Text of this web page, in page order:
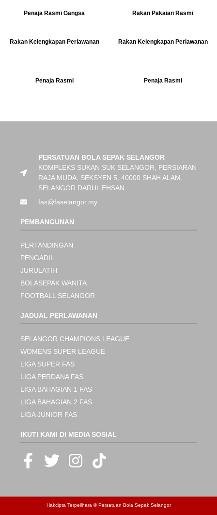
Penaja Rasmi Gangsa Rakan Pakaian Rasmi
Rakan Kelengkapan Perlawanan Rakan Kelengkapan Perlawanan
Penaja Rasmi Penaja Rasmi
PERSATUAN BOLA SEPAK SELANGOR
KOMPLEKS SUKAN SUK SELANGOR, PERSIARAN
RAJA MUDA, SEKSYEN 5, 40000 SHAH ALAM,
SELANGOR DARUL EHSAN
fas@faselangor.my
PEMBANGUNAN
PERTANDINGAN
PENGADIL
JURULATIH
BOLASEPAK WANITA
FOOTBALL SELANGOR
JADUAL PERLAWANAN
SELANGOR CHAMPIONS LEAGUE
WOMENS SUPER LEAGUE
LIGA SUPER FAS
LIGA PERDANA FAS
LIGA BAHAGIAN 1 FAS
LIGA BAHAGIAN 2 FAS
LIGA JUNIOR FAS
IKUTI KAMI DI MEDIA SOSIAL
Hakcipta Terpelihara © Persatuan Bola Sepak Selangor